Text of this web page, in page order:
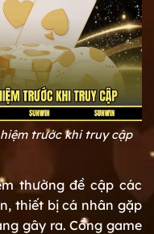
trước khi truy cập
thường đề cập các
thiết bị cá nhân gặp
gây ra. Cổng game